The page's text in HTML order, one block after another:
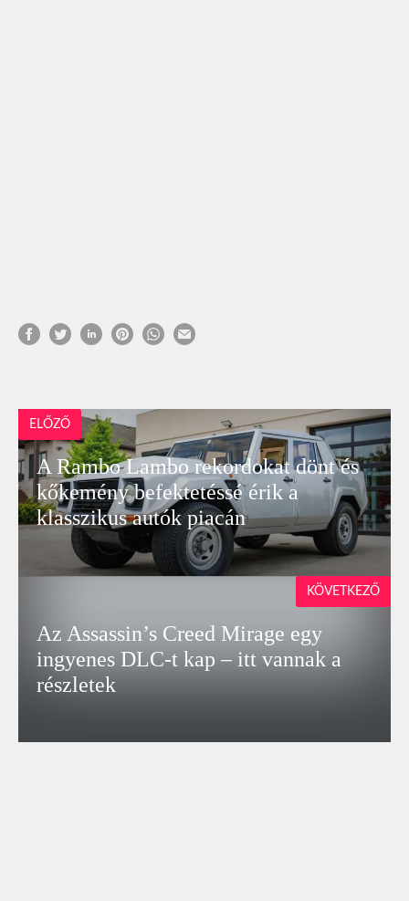
ELŐZŐ
A Rambo Lambo rekordokat dönt és
kőkemény befektetéssé érik a
klasszikus autók piacán
Az Assassin’s Creed Mirage egy
ingyenes DLC-t kap – itt vannak a
részletek
KÖVETKEZŐ